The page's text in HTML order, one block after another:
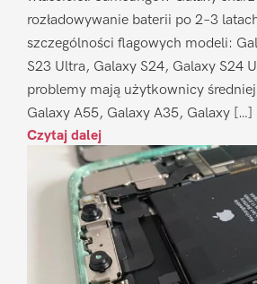
rozładowywanie baterii po 2–3
szczególności flagowych modeli:
S23 Ultra, Galaxy S24, Galaxy S24
problemy mają użytkownicy
Galaxy A55, Galaxy A35, Galaxy […]
Czytaj dalej